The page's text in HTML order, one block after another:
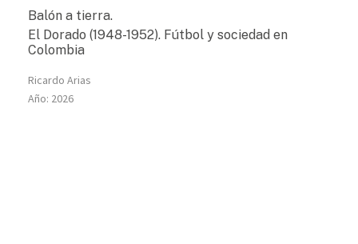
Balón a tierra.
El Dorado (1948-1952). Fútbol y sociedad en
Colombia
Ricardo Arias
Año: 2026